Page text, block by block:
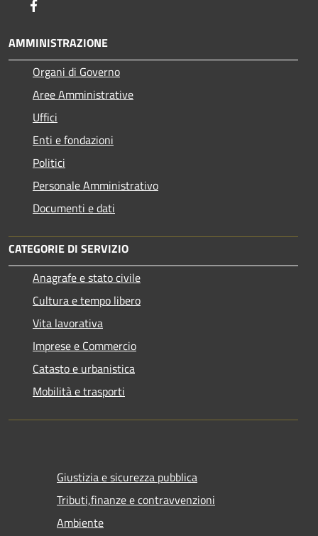
AMMINISTRAZIONE
Organi di Governo
Aree Amministrative
Uffici
Enti e fondazioni
Politici
Personale Amministrativo
Documenti e dati
CATEGORIE DI SERVIZIO
Anagrafe e stato civile
Cultura e tempo libero
Vita lavorativa
Imprese e Commercio
Catasto e urbanistica
Mobilità e trasporti
Giustizia e sicurezza pubblica
Tributi,finanze e contravvenzioni
Ambiente